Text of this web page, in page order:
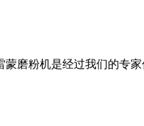
磨粉机是经过我们的专